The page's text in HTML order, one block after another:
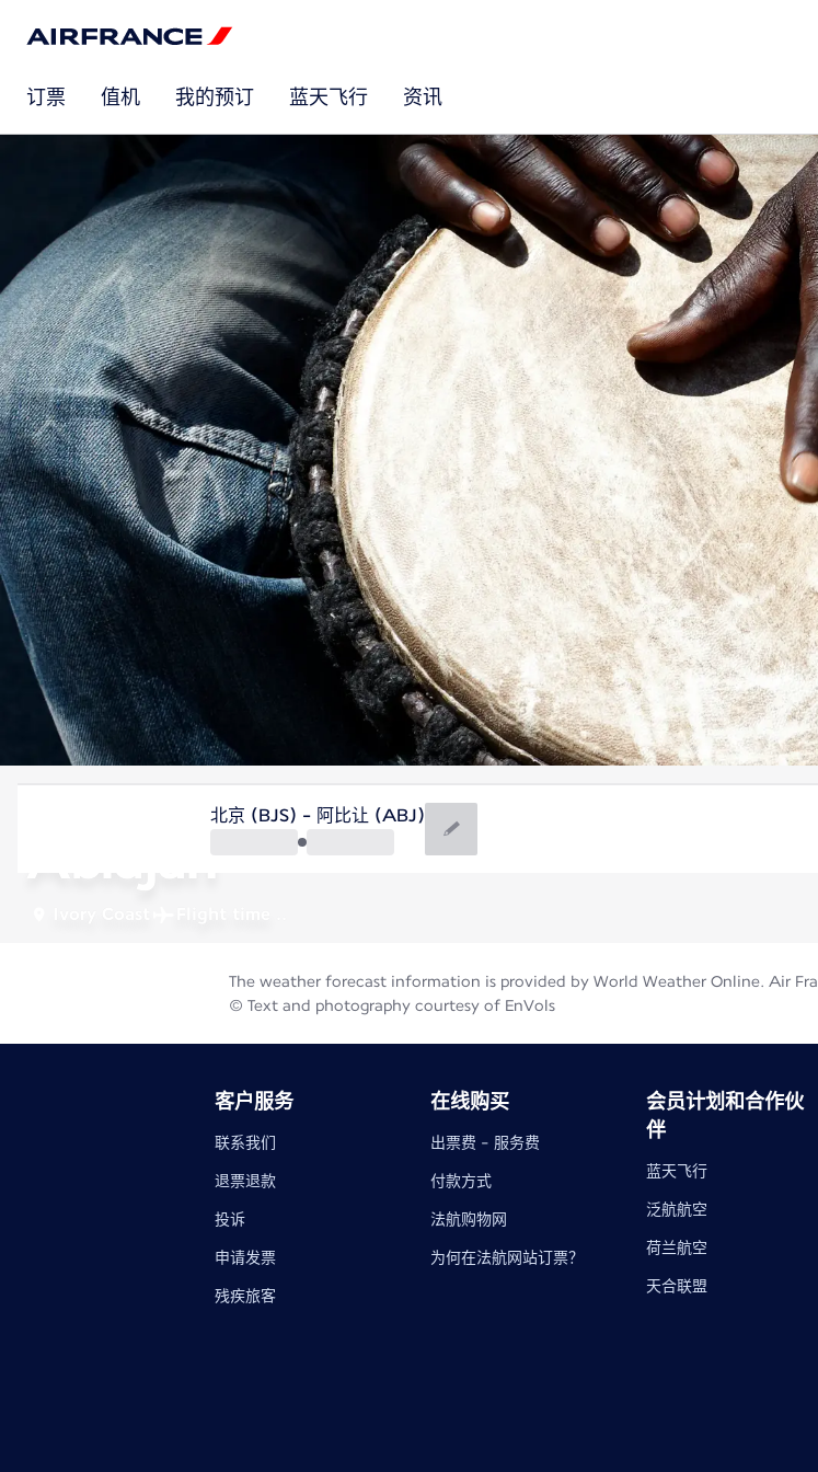
订票 值机 我的预订 蓝天飞行 资讯
Abidjan
北京 (BJS) - 阿比让 (ABJ)
The weather forecast information is provided by World Weather Online. Air
© Text and photography courtesy of EnVols
客户服务
联系我们
退票退款
投诉
申请发票
残疾旅客
在线购买
出票费 - 服务费
付款方式
法航购物网
为何在法航网站订票？
会员计划和合作伙
伴
蓝天飞行
泛航航空
荷兰航空
天合联盟